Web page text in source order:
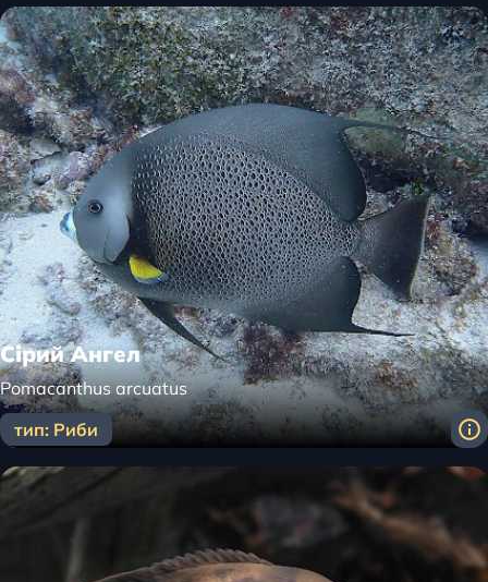
Сірий Ангел
Pomacanthus arcuatus
тип: Риби